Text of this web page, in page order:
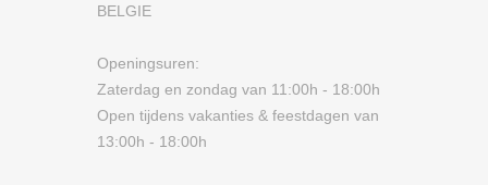
BELGIE
Openingsuren:
Zaterdag en zondag van 11:00h - 18:00h
Open tijdens vakanties & feestdagen van
13:00h - 18:00h